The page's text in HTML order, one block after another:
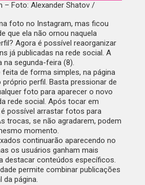
– Foto: Alexander Shatov /
foto no Instagram, mas ficou
que ela não ornou naquela
Agora é possível reaorganizar
já publicadas na rede social. A
na segunda-feira (8).
de forma simples, na página
perfil. Basta pressionar de
foto para aparecer o novo
rede social. Após tocar em
é possível arrastar fotos para
trocas, se não agradarem, podem
momento.
continuarão aparecendo no
os usuários ganham mais
destacar conteúdos específicos.
permite combinar publicações
da página.